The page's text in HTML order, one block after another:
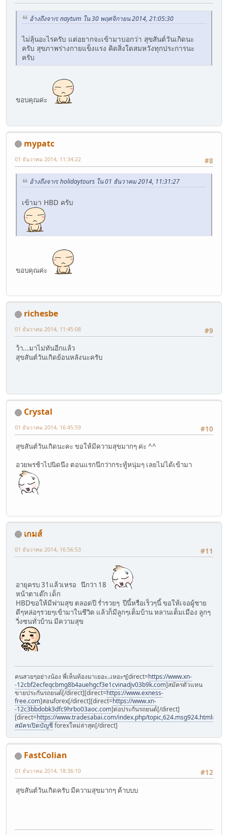
อ้างถึงจาก: naytum ใน 30 พฤศจิกายน 2014, 21:05:30
ไม่ลุ้นอะไรครับ แต่อยากจะเข้ามาบอกว่า สุขสันต์วันเกิดนะ
ครับ สุขภาพร่างกายแข็งแรง คิดสิ่งใดสมหวังทุกประการนะ
ครับ
ขอบคุณค่ะ
mypatc
#8
01 ธันวาคม 2014, 11:34:22
อ้างถึงจาก: holidaytours ใน 01 ธันวาคม 2014, 11:31:27
เข้ามา HBD ครับ
ขอบคุณค่ะ
richesbe
#9
01 ธันวาคม 2014, 11:45:08
ว้า...มาไม่ทันอีกแล้ว
สุขสันต์วันเกิดย้อนหลังนะครับ
Crystal
#10
01 ธันวาคม 2014, 16:45:59
สุขสันต์วันเกิดนะคะ ขอให้มีความสุขมากๆ ค่ะ ^^
อวยพรช้าไปนิดนึง ตอนแรกนึกว่ากระทู้หนุ่มๆ เลยไม่ได้เข้ามา
เกมส์
#11
01 ธันวาคม 2014, 16:56:53
อายุครบ 31แล้วเหรอ นึกว่า 18
หน้าตาเด๊ก เด็ก
็HBDขอให้มีฟามสุข ตลอดปี ร่ำรวยๆ ปีนี้หรือเร็วๆนี้ ขอให้เจอผู้ชาย
ดีๆหล่อๆรวยๆเข้ามาในชีวิต แล้วก็มีลูกๆเต็มบ้าน หลานเต็มเมือง ลูกๆ
วิ่งซนทั่วบ้าน มีความสุข
คนสวยๆอย่างน้อง พี่เห็นท้องมาเยอะ..เหอะๆ[direct=https://www.xn-
-12cbf2ecfeqcbmg8b4auehgcf3e1cvinadjv03b9k.com]สมัครตัวแทน
ขายประกันรถยนต์[/direct][direct=https://www.exness-
free.com]สอนforex[/direct][direct=https://www.xn-
-12c3bbdobk3dfc9hrbo03aoc.com]ต่อประกันรถยนต์[/direct]
[direct=https://www.tradesabai.com/index.php/
สมัครเปิดบัญชีforexใหม่ล่าสุด[/direct]
FastColian
#12
01 ธันวาคม 2014, 18:36:10
สุขสันต์วันเกิดครับ มีความสุขมากๆ ค้าบบบ